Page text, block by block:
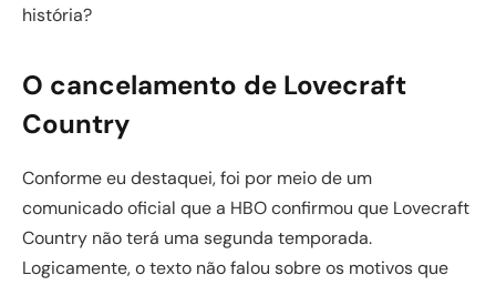
história?
O cancelamento de Lovecraft
Country
Conforme eu destaquei, foi por meio de um
comunicado oficial que a HBO confirmou que Lovecraft
Country não terá uma segunda temporada.
Logicamente, o texto não falou sobre os motivos que